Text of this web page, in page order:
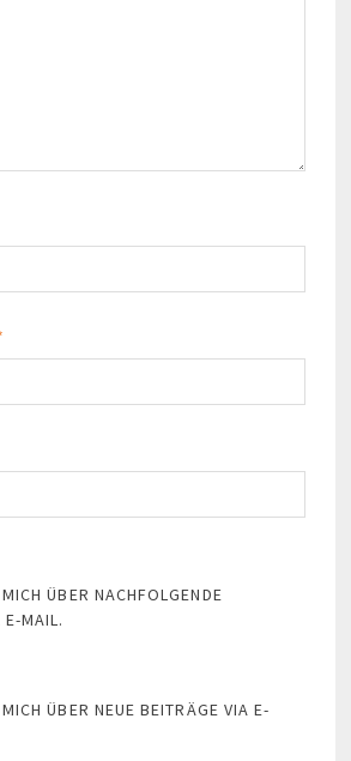
ÜBER NACHFOLGENDE
E-MAIL.
ÜBER NEUE BEITRÄGE VIA E-